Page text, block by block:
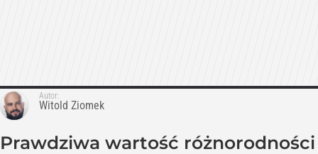
Autor:
Witold Ziomek
Prawdziwa wartość różnorodności